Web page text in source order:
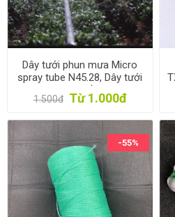
Dây tưới phun mưa Micro
spray tube N45.28, Dây tưới
phun mưa PE mềm dày 0.2
mm 5 mắt
1.500đ Từ 1.000đ
-55%